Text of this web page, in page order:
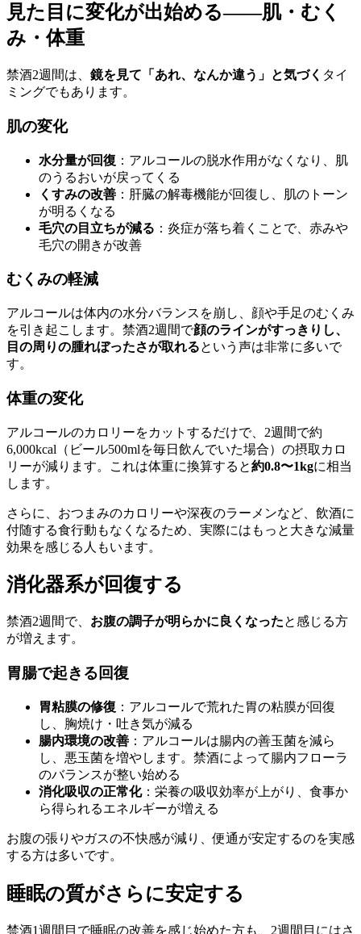
見た目に変化が出始める——肌・むく
み・体重
禁酒2週間は、 鏡を見て「あれ、なんか違う」と気づく タイ
ミングでもあります。
肌の変化
水分量が回復 ：アルコールの脱水作用がなくなり、肌
のうるおいが戻ってくる
くすみの改善 ：肝臓の解毒機能が回復し、肌のトーン
が明るくなる
毛穴の目立ちが減る ：炎症が落ち着くことで、赤みや
毛穴の開きが改善
むくみの軽減
アルコールは体内の水分バランスを崩し、顔や手足のむくみ
を引き起こします。禁酒2週間で顔のラインがすっきりし、
目の周りの腫れぼったさが取れるという声は非常に多いで
す。
体重の変化
アルコールのカロリーをカットするだけで、2週間で約
6,000kcal（ビール500mlを毎日飲んでいた場合）の摂取カロ
リーが減ります。これは体重に換算すると約0.8〜1kgに相当
します。
さらに、おつまみのカロリーや深夜のラーメンなど、飲酒に
付随する食行動もなくなるため、実際にはもっと大きな減量
効果を感じる人もいます。
消化器系が回復する
禁酒2週間で、 お腹の調子が明らかに良くなったと感じる方
が増えます。
胃腸で起きる回復
胃粘膜の修復 ：アルコールで荒れた胃の粘膜が回復
し、胸焼け・吐き気が減る
腸内環境の改善 ：アルコールは腸内の善玉菌を減ら
し、悪玉菌を増やします。禁酒によって腸内フローラ
のバランスが整い始める
消化吸収の正常化：栄養の吸収効率が上がり、食事か
ら得られるエネルギーが増える
お腹の張りやガスの不快感が減り、便通が安定するのを実感
する方は多いです。
睡眠の質がさらに安定する
禁酒1週間目で睡眠の改善を感じ始めた方も、2週間目にはさ